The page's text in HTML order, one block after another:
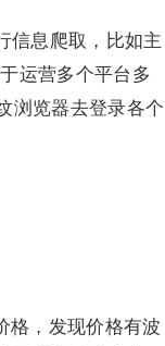
信息爬取，比如主
运营多个平台多
浏览器去登录各个
格，发现价格有波